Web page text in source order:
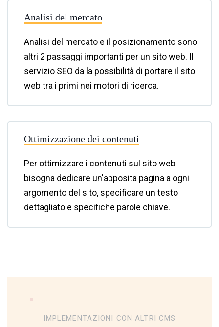
Analisi del mercato
Analisi del mercato e il posizionamento sono
altri 2 passaggi importanti per un sito web. Il
servizio SEO da la possibilità di portare il sito
web tra i primi nei motori di ricerca.
Ottimizzazione dei contenuti
Per ottimizzare i contenuti sul sito web
bisogna dedicare un'apposita pagina a ogni
argomento del sito, specificare un testo
dettagliato e specifiche parole chiave.
IMPLEMENTAZIONI CON ALTRI CMS